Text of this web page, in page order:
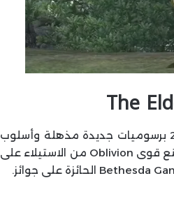
تُحدّث لعبة The Elder Scrolls IV: Oblivion Remastered لعبة العام 2006 برسوميات جديدة مذهلة وأسلوب
لعب مُحسّن. استكشف تضاريس Cyrodiil الشاسعة كما لم ترها من قبل، وامنع قوى Oblivion من الاستيلاء على